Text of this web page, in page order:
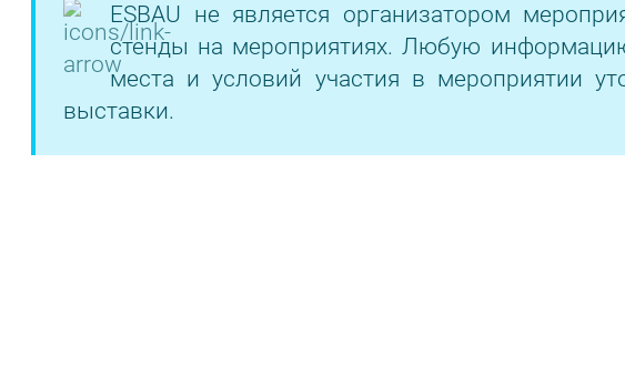
ESBAU не является организатором
стенды на мероприятиях. Любую
места и условий участия в мероприятии
выставки.